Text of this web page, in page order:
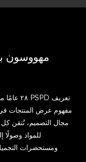
PSPD | مهووسون
مفهوم عرض المنتجات في
مجال التصميم، نُتقن كل
للمواد وصولًا
ومستحضرات